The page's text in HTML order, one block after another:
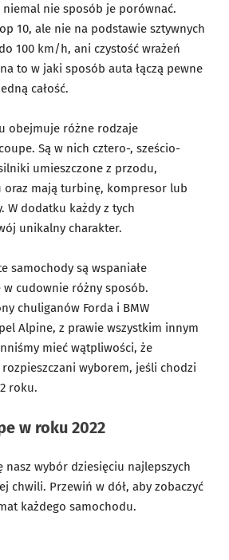
niemal nie sposób je porównać.
10, ale nie na podstawie sztywnych
100 km/h, ani czystość wrażeń
to w jaki sposób auta łączą pewne
całość.
obejmuje różne rodzaje
Są w nich cztero-, sześcio-
umieszczone z przodu,
oraz mają turbinę, kompresor lub
W dodatku każdy z tych
unikalny charakter.
samochody są wspaniałe
cudownie różny sposób.
chuliganów Forda i BMW
Alpine, z prawie wszystkim innym
mieć wątpliwości, że
wyborem, jeśli chodzi
roku.
w roku 2022
nasz wybór dziesięciu najlepszych
chwili. Przewiń w dół, aby zobaczyć
każdego samochodu.